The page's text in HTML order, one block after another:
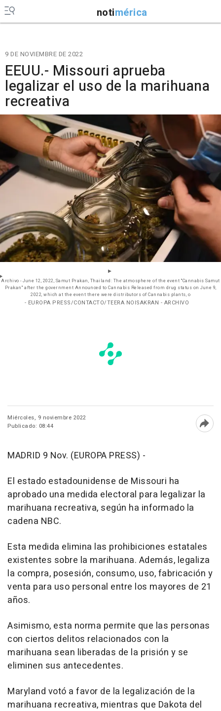
notimérica
9 DE NOVIEMBRE DE 2022
EEUU.- Missouri aprueba
legalizar el uso de la marihuana
recreativa
Archivo - June 12, 2022, Samut Prakan, Thailand: The atmosphere of the event ''Cannabis Samut
Prakan'' after the government Announced to Cannabis Released from drug status on June 9,
2022, which at the event there were distributors of Cannabis plants, o
- EUROPA PRESS/CONTACTO/TEERA NOISAKRAN - ARCHIVO
Miércoles, 9 noviembre 2022
Publicado: 08:44
MADRID 9 Nov. (EUROPA PRESS) -
El estado estadounidense de Missouri ha
aprobado una medida electoral para legalizar la
marihuana recreativa, según ha informado la
cadena NBC.
Esta medida elimina las prohibiciones estatales
existentes sobre la marihuana. Además, legaliza
la compra, posesión, consumo, uso, fabricación y
venta para uso personal entre los mayores de 21
años.
Asimismo, esta norma permite que las personas
con ciertos delitos relacionados con la
marihuana sean liberadas de la prisión y se
eliminen sus antecedentes.
Maryland votó a favor de la legalización de la
marihuana recreativa, mientras que Dakota del